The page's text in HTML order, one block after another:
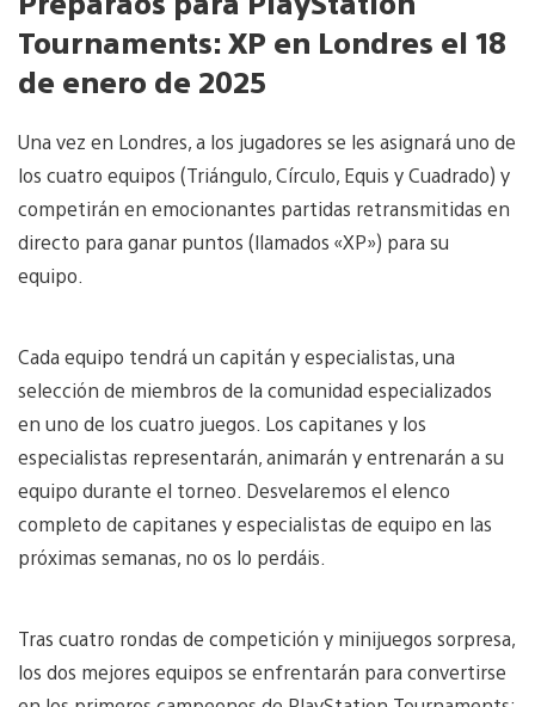
Tournaments: XP en Londres el 18
de enero de 2025
Una vez en Londres, a los jugadores se les asignará uno de
los cuatro equipos (Triángulo, Círculo, Equis y Cuadrado) y
competirán en emocionantes partidas retransmitidas en
directo para ganar puntos (llamados «XP») para su
equipo.
Cada equipo tendrá un capitán y especialistas, una
selección de miembros de la comunidad especializados
en uno de los cuatro juegos. Los capitanes y los
especialistas representarán, animarán y entrenarán a su
equipo durante el torneo. Desvelaremos el elenco
completo de capitanes y especialistas de equipo en las
próximas semanas, no os lo perdáis.
Tras cuatro rondas de competición y minijuegos sorpresa,
los dos mejores equipos se enfrentarán para convertirse